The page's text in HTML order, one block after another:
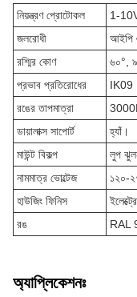
নিয়ন্ত্রণ প্রোটোকল
1-
জলরোধী
আইপি
রশ্মির কোণ
৬০°,
প্রভাব প্রতিরোধের
IK09
রঙের তাপমাত্রা
ডায়ালাক্স সাপোর্ট
হ্যাঁ।
মাউন্ট বিকল্প
লুপ
নামমাত্র ভোল্টেজ
১২০-
হাউজিং ফিনিস
রঙ
RAL
অ্যাপ্লিকেশনঃ